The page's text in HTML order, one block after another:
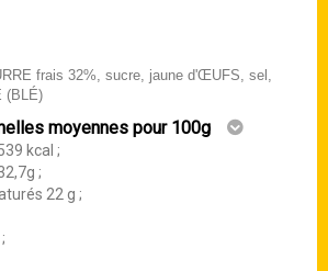
frais 32%, sucre, jaune d'ŒUFS, sel,
(BLÉ)
moyennes pour 100g
kcal ;
;
22 g ;